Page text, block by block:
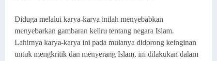
Diduga melalui karya-karya inilah menyebabkan
menyebarkan gambaran keliru tentang negara Islam.
Lahirnya karya-karya ini pada mulanya didorong keinginan
untuk mengkritik dan menyerang Islam, ini dilakukan dalam